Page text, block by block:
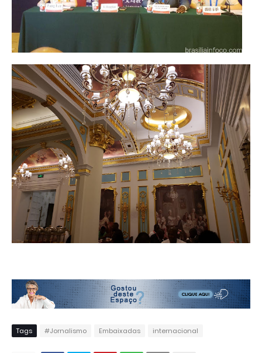
Tags #Jornalismo Embaixadas internacional